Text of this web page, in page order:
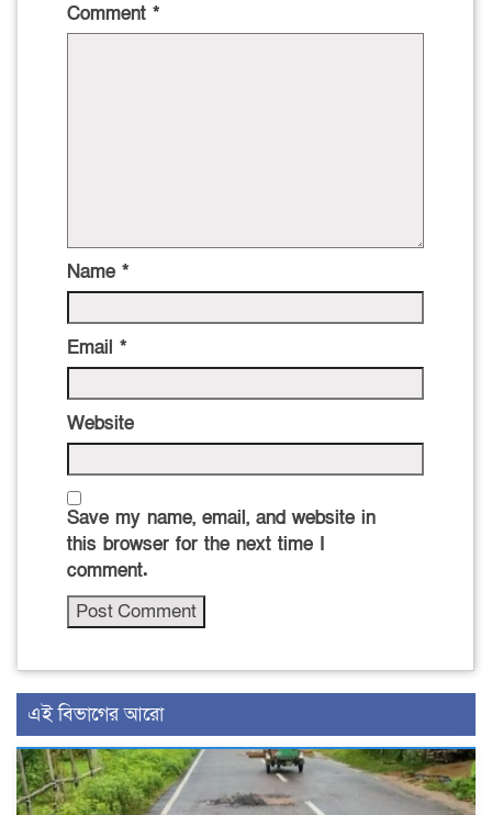
Comment *
Name *
Email *
Website
Save my name, email, and website in
this browser for the next time I
comment.
এই বিভাগের আরো